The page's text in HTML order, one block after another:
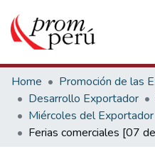
Communities & Collections
All of DSpace
Statistics
Estadísticas Externas
Home
Desarrollo Exportador
Miércoles del Exportador